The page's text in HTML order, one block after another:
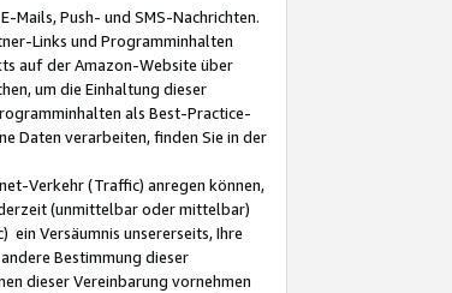
Mails, Push- und SMS-Nachrichten.
Links und Programminhalten
auf der Amazon-Website über
um die Einhaltung dieser
als Best-Practice-
Daten verarbeiten, finden Sie in der
Verkehr (Traffic) anregen können,
(unmittelbar oder mittelbar)
Versäumnis unsererseits, Ihre
Bestimmung dieser
dieser Vereinbarung vornehmen